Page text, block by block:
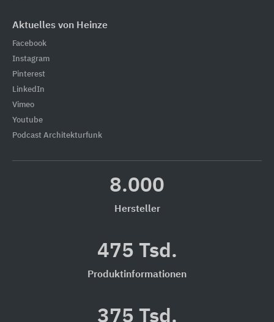
Aktuelles von Heinze
Facebook
Instagram
Pinterest
LinkedIn
Vimeo
Youtube
Podcast Architekturfunk
8.000
Hersteller
475 Tsd.
Produktinformationen
375 Tsd.